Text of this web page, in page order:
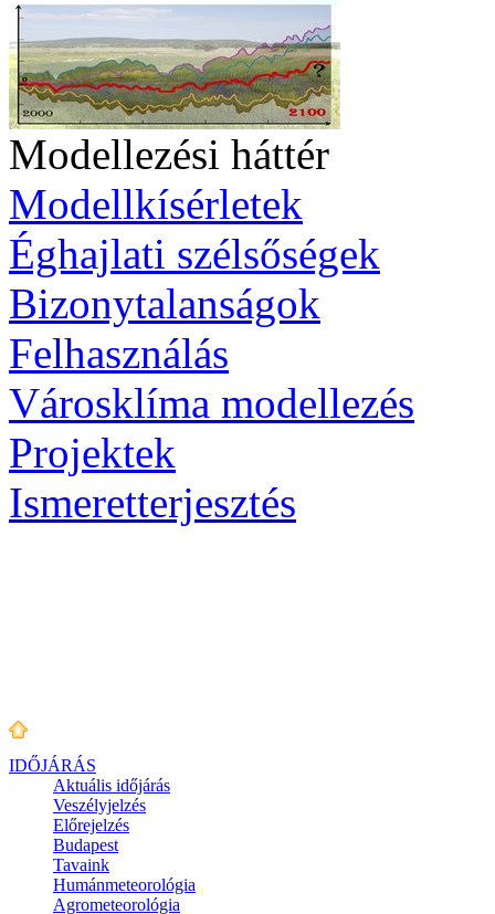
Modellezési háttér
Modellkísérletek
Éghajlati szélsőségek
Bizonytalanságok
Felhasználás
Városklíma modellezés
Projektek
Ismeretterjesztés
IDŐJÁRÁS
Aktuális időjárás
Veszélyjelzés
Előrejelzés
Budapest
Tavaink
Humánmeteorológia
Agrometeorológia